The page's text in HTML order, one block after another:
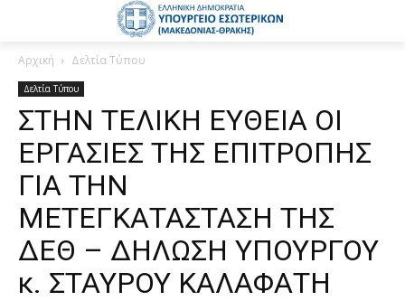
Αρχική Δελτία Τύπου
Δελτία Τύπου
ΣΤΗΝ ΤΕΛΙΚΗ ΕΥΘΕΙΑ ΟΙ
ΕΡΓΑΣΙΕΣ ΤΗΣ ΕΠΙΤΡΟΠΗΣ
ΓΙΑ ΤΗΝ
ΜΕΤΕΓΚΑΤΑΣΤΑΣΗ ΤΗΣ
ΔΕΘ – ΔΗΛΩΣΗ ΥΠΟΥΡΓΟΥ
κ. ΣΤΑΥΡΟΥ ΚΑΛΑΦΑΤΗ